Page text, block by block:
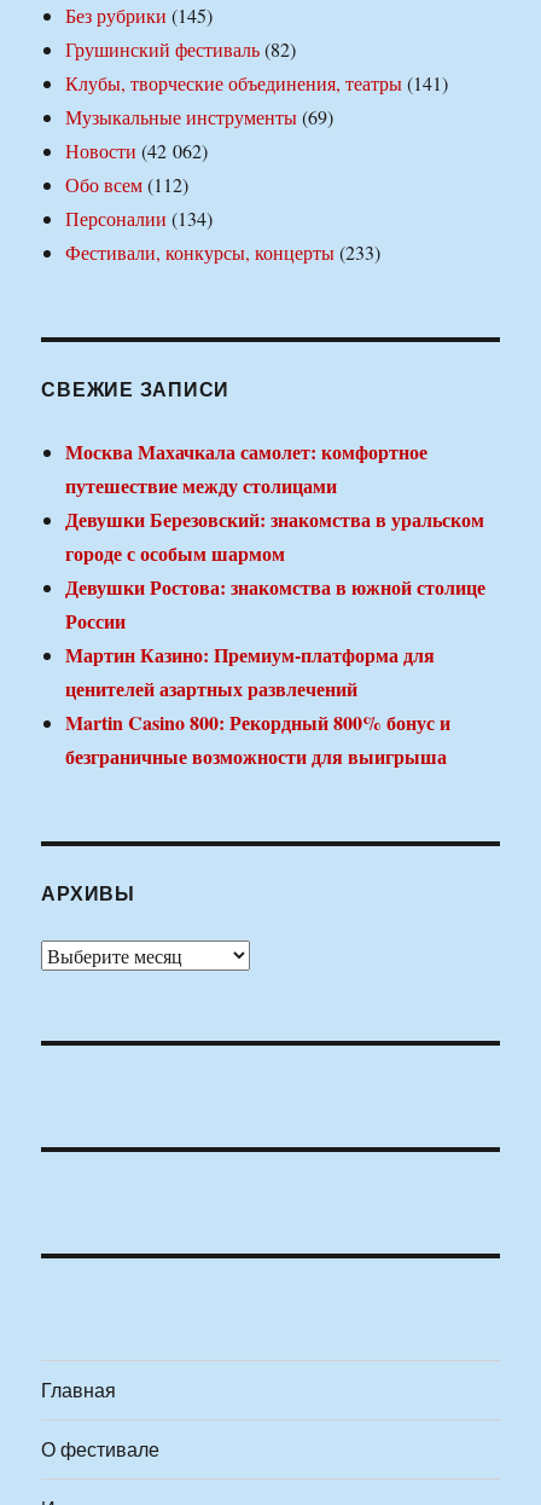
Без рубрики (145)
Грушинский фестиваль(82)
Клубы, творческие объединения, театры(141)
Музыкальные инструменты(69)
Новости (42 062)
Обо всем(112)
Персоналии (134)
Фестивали, конкурсы, концерты(233)
СВЕЖИЕ ЗАПИСИ
Москва Махачкала самолет: комфортное
путешествие между столицами
Девушки Березовский: знакомства в уральском
городе с особым шармом
Девушки Ростова: знакомства в южной столице
России
Мартин Казино: Премиум-платформа для
ценителей азартных развлечений
Martin Casino 800: Рекордный 800% бонус и
безграничные возможности для выигрыша
АРХИВЫ
Архивы
Главная
О фестивале